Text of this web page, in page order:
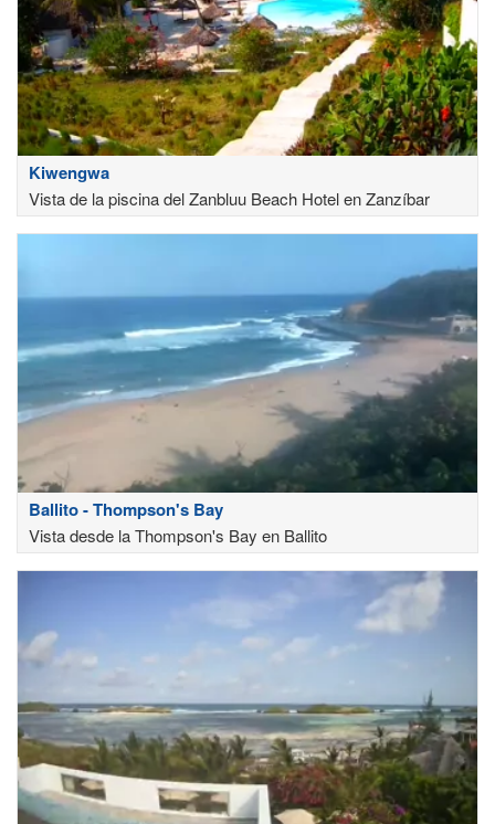
Kiwengwa
Vista de la piscina del Zanbluu Beach Hotel en Zanzíbar
Ballito - Thompson's Bay
Vista desde la Thompson's Bay en Ballito